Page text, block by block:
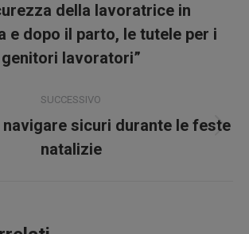
Post
precedente:
della lavoratrice in
e dopo il parto, le tutele per i
genitori lavoratori”
SUCCESSIVO
Prossimo
post:
sicuri durante le feste
natalizie